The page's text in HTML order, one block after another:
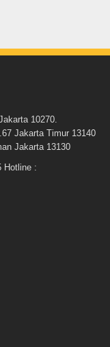
10270.
Jakarta Timur 13140
Jakarta 13130
Hotline :